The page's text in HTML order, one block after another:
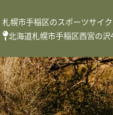
札幌市手稲区のスポーツサイ
北海道札幌市手稲区西宮の